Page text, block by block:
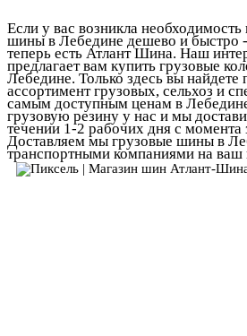
Если у вас возникла необходимость
шины в Лебедине дешево и быстро
теперь есть Атлант Шина. Наш
предлагает вам купить грузовые
Лебедине. Только здесь вы найдете
ассортимент грузовых, сельхоз и
самым доступным ценам в
грузовую резину у нас и мы
течении 1-2 рабочих дня с момента
Доставляем мы грузовые шины в
транспортными компаниями на ваш